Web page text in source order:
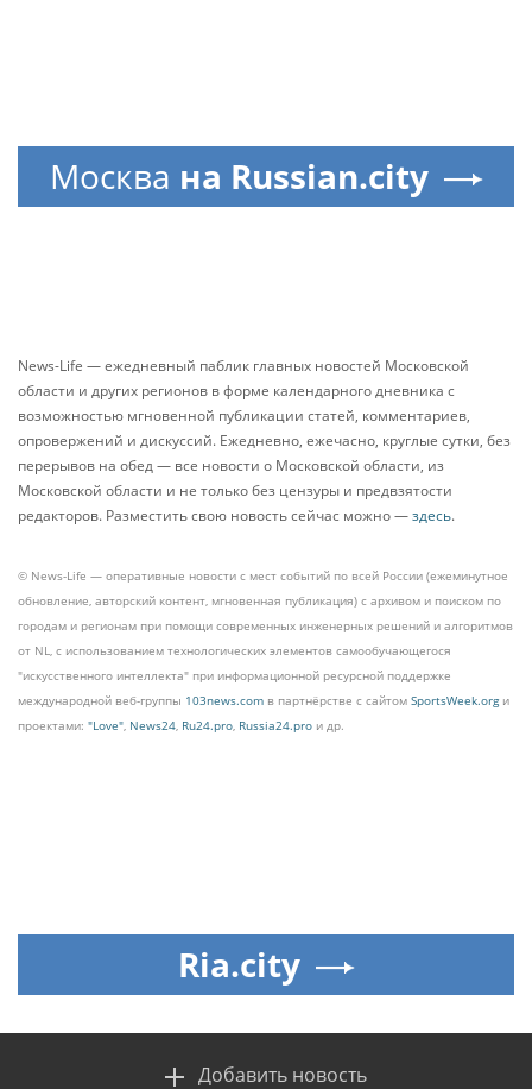
Москва на Russian.city
News-Life — ежедневный паблик главных новостей Московской
области и других регионов в форме календарного дневника с
возможностью мгновенной публикации статей, комментариев,
опровержений и дискуссий. Ежедневно, ежечасно, круглые сутки, без
перерывов на обед — все новости о Московской области, из
Московской области и не только без цензуры и предвзятости
редакторов. Разместить свою новость сейчас можно —здесь.
© News-Life — оперативные новости с мест событий по всей России (ежеминутное
обновление, авторский контент, мгновенная публикация) с архивом и поиском по
городам и регионам при помощи современных инженерных решений и алгоритмов
от NL, с использованием технологических элементов самообучающегося
"искусственного интеллекта" при информационной ресурсной поддержке
международной веб-группы 103news.com в партнёрстве с сайтом SportsWeek.orgи
проектами: "Love", News24, Ru24.pro, Russia24.pro и др.
Ria.city
Добавить новость